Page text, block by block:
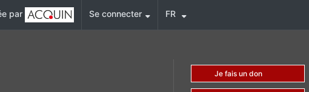
par Se connecter FR
Je fais un don